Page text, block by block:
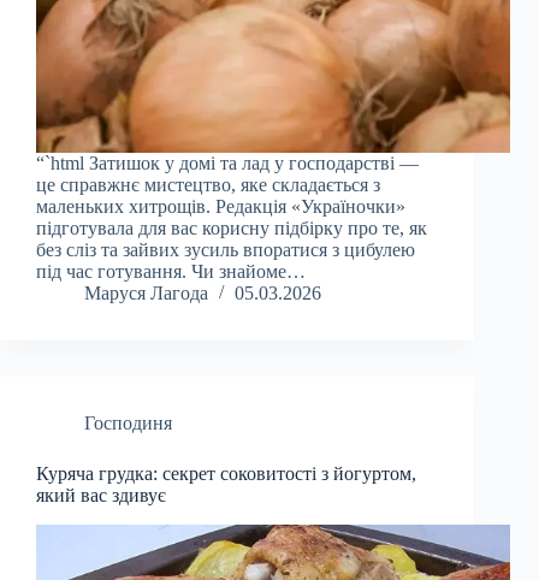
“`html Затишок у домі та лад у господарстві —
це справжнє мистецтво, яке складається з
маленьких хитрощів. Редакція «Україночки»
підготувала для вас корисну підбірку про те, як
без сліз та зайвих зусиль впоратися з цибулею
під час готування. Чи знайоме…
Маруся Лагода
05.03.2026
Господиня
Куряча грудка: секрет соковитості з йогуртом,
який вас здивує